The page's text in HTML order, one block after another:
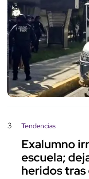
3 Tendencias
Exalumno
escuela;
heridos tras